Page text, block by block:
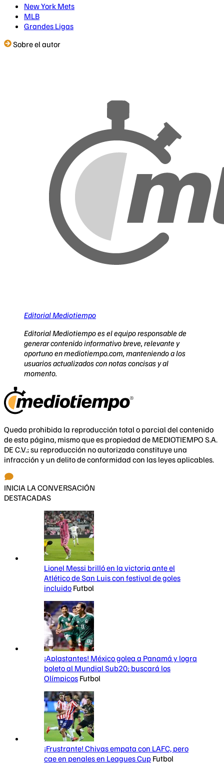
New York Mets
MLB
Grandes Ligas
Sobre el autor
Editorial Mediotiempo
Editorial Mediotiempo es el equipo responsable de
generar contenido informativo breve, relevante y
oportuno en mediotiempo.com, manteniendo a los
usuarios actualizados con notas concisas y al
momento.
Queda prohibida la reproducción total o parcial del contenido
de esta página, mismo que es propiedad de MEDIOTIEMPO S.A.
DE C.V.; su reproducción no autorizada constituye una
infracción y un delito de conformidad con las leyes aplicables.
INICIA LA CONVERSACIÓN
DESTACADAS
Lionel Messi brilló en la victoria ante el
Atlético de San Luis con festival de goles
incluido Futbol
¡Aplastantes! México golea a Panamá y logra
boleto al Mundial Sub20; buscará los
Olímpicos Futbol
¡Frustrante! Chivas empata con LAFC, pero
cae en penales en Leagues Cup Futbol